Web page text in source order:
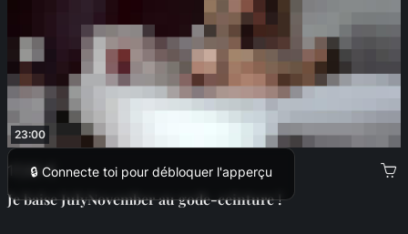
23:00
🔒 Connecte toi pour débloquer l'apperçu
17,00 €
Je baise JulyNovember au gode-ceinture !